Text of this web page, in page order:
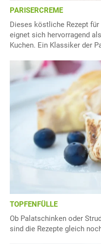
PARISERCREME
Dieses köstliche Rezept
eignet sich hervorragend
Kuchen. Ein Klassiker der
TOPFENFÜLLE
Ob Palatschinken oder
sind die Rezepte gleich